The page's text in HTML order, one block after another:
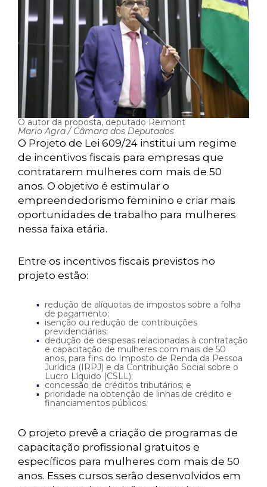
O autor da proposta, deputado Reimont
Mario Agra / Câmara dos Deputados
O Projeto de Lei 609/24 institui um regime
de incentivos fiscais para empresas que
contratarem mulheres com mais de 50
anos. O objetivo é estimular o
empreendedorismo feminino e criar mais
oportunidades de trabalho para mulheres
nessa faixa etária.
Entre os incentivos fiscais previstos no
projeto estão:
redução de alíquotas de impostos sobre a folha
de pagamento;
isenção ou redução de contribuições
previdenciárias;
dedução de despesas relacionadas à contratação
e capacitação de mulheres com mais de 50
anos, para fins do Imposto de Renda da Pessoa
Jurídica (IRPJ) e da Contribuição Social sobre o
Lucro Líquido (CSLL);
concessão de créditos tributários; e
prioridade na obtenção de linhas de crédito e
financiamentos públicos.
O projeto prevê a criação de programas de
capacitação profissional gratuitos e
específicos para mulheres com mais de 50
anos. Esses cursos serão desenvolvidos em